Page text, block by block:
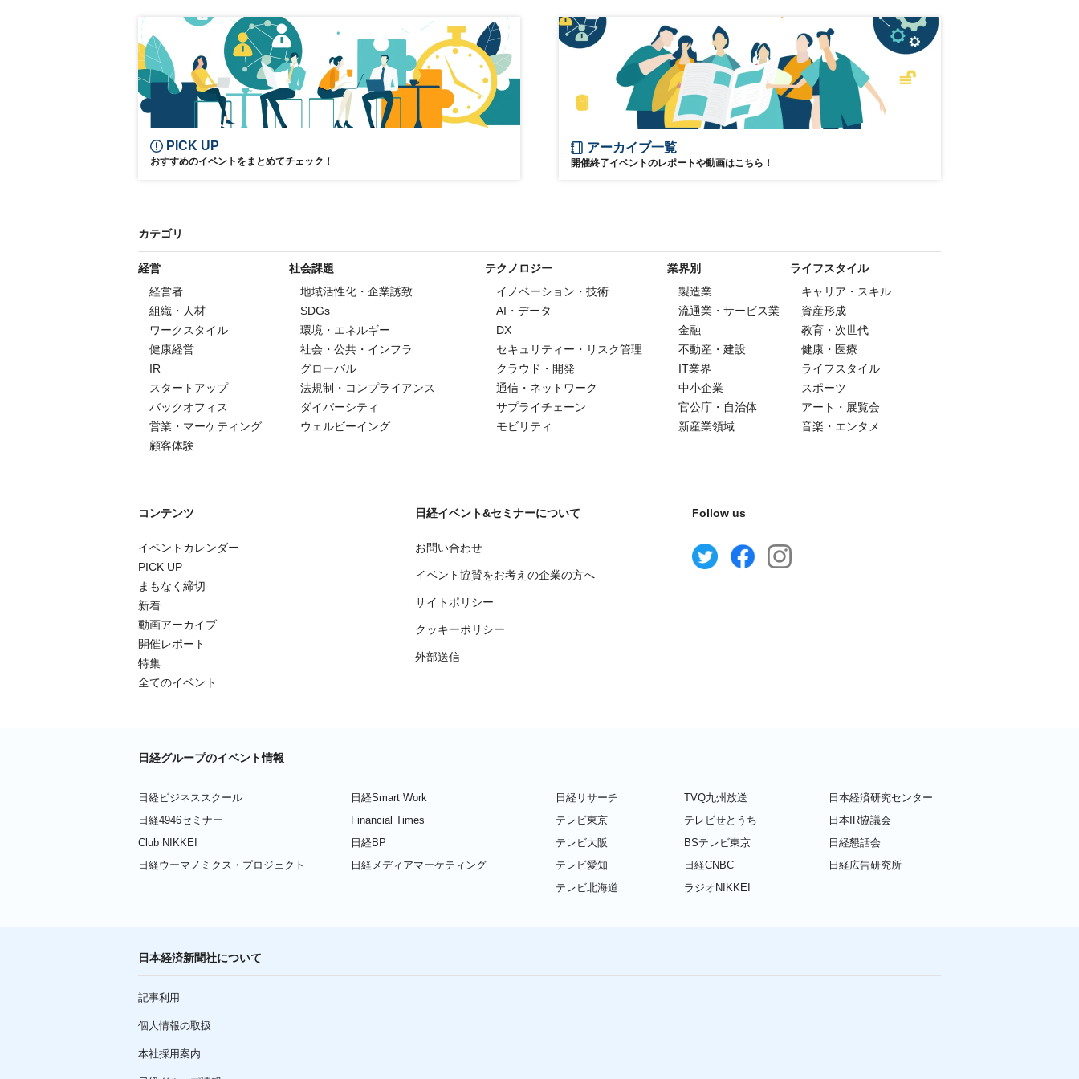
Drug discovery Pharmaceutical Manufacturing
Drug Formulation Pharmaceuticals
Drug Discovery Ecosystem
Infectious Diseases
PICK UP
おすすめのイベントをまとめてチェック！
アーカイブ一覧
開催終了イベントのレポートや動画はこちら！
カテゴリ
経営
経営者
組織・人材
ワークスタイル
健康経営
IR
スタートアップ
バックオフィス
営業・マーケティング
顧客体験
社会課題
地域活性化・企業誘致
SDGs
環境・エネルギー
社会・公共・インフラ
グローバル
法規制・コンプライアンス
ダイバーシティ
ウェルビーイング
テクノロジー
イノベーション・技術
AI・データ
DX
セキュリティー・リスク管理
クラウド・開発
通信・ネットワーク
サプライチェーン
モビリティ
業界別
製造業
流通業・サービス業
金融
不動産・建設
IT業界
中小企業
官公庁・自治体
新産業領域
ライフスタイル
キャリア・スキル
資産形成
教育・次世代
健康・医療
ライフスタイル
スポーツ
アート・展覧会
音楽・エンタメ
コンテンツ
イベントカレンダー
PICK UP
まもなく締切
新着
動画アーカイブ
開催レポート
特集
全てのイベント
日経イベント&セミナーについて
お問い合わせ
イベント協賛をお考えの企業の方へ
サイトポリシー
クッキーポリシー
外部送信
Follow us
日経グループのイベント情報
日経ビジネススクール
日経4946セミナー
Club NIKKEI
日経ウーマノミクス・プロジェクト
日経Smart Work
Financial Times
日経BP
日経メディアマーケティング
日経リサーチ
テレビ東京
テレビ大阪
テレビ愛知
テレビ北海道
TVQ九州放送
テレビせとうち
BSテレビ東京
日経CNBC
ラジオNIKKEI
日本経済研究センター
日本IR協議会
日経懇話会
日経広告研究所
日本経済新聞社について
記事利用
個人情報の取扱
本社採用案内